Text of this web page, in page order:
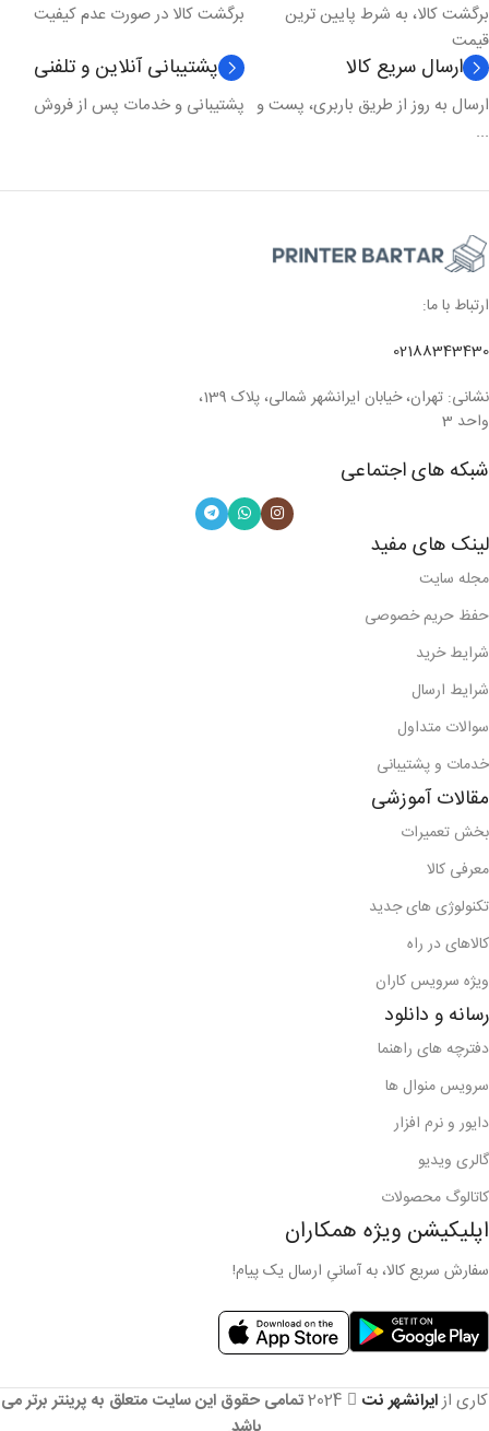
تکنولوژی چاپ لیزری
مدل چاپ
برگشت کالا، به شرط پایین ترین
قیمت
برگشت کالا در صورت عدم کیفیت
ارسال سریع کالا
ارسال به روز از طریق باربری، پست و
...
پشتیبانی آنلاین و تلفنی
پشتیبانی و خدمات پس از فروش
ارتباط با ما:
02188343430
نشانی: تهران، خیابان ایرانشهر شمالی، پلاک 139،
واحد 3
شبکه های اجتماعی
لینک های مفید
مجله سایت
حفظ حریم خصوصی
شرایط خرید
شرایط ارسال
سوالات متداول
خدمات و پشتیبانی
مقالات آموزشی
بخش تعمیرات
معرفی کالا
تکنولوژی های جدید
کالاهای در راه
ویژه سرویس کاران
رسانه و دانلود
دفترچه های راهنما
سرویس منوال ها
دایور و نرم افزار
گالری ویدیو
کاتالوگ محصولات
اپلیکیشن ویژه همکاران
سفارش سریع کالا، به آسانیِ ارسال یک پیام!
کاری ازایرانشهر نت
تمامی حقوق این سایت متعلق به پرینتر برتر می